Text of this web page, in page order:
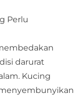
Perlu
darurat
Kucing